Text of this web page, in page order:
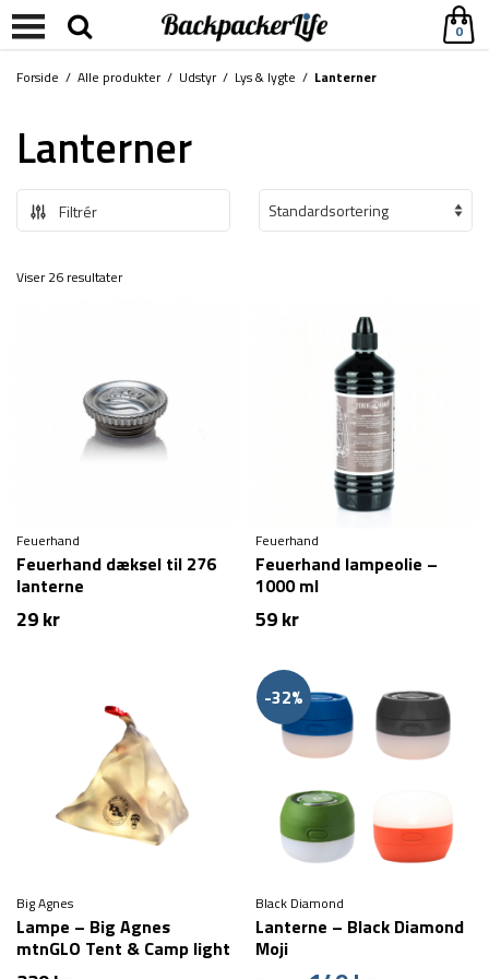
0
Forside / Alle produkter/ Udstyr/ Lys & lygte / Lanterner
Lanterner
Filtrér
Viser 26 resultater
Feuerhand
Feuerhand dæksel til 276
lanterne
29kr
Feuerhand
Feuerhand lampeolie –
1000 ml
59kr
Big Agnes
Lampe – Big Agnes
mtnGLO Tent & Camp light
-32%
Black Diamond
Lanterne – Black Diamond
Moji